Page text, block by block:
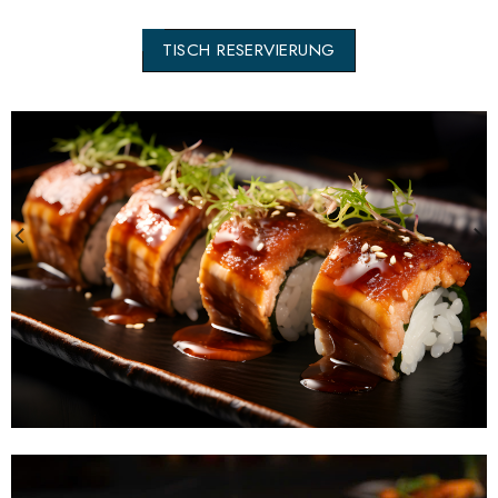
TISCH RESERVIERUNG